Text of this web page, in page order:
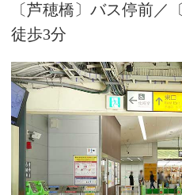
〔芦穂橋〕バス停前／
徒歩3分